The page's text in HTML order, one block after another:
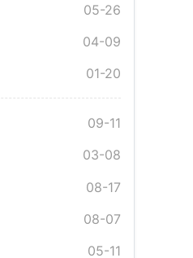
05-26
04-09
01-20
09-11
03-08
08-17
08-07
05-11